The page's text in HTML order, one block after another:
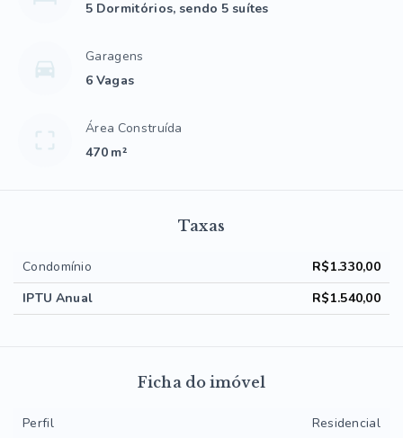
5 Dormitórios, sendo 5 suítes
Garagens
6 Vagas
Área Construída
470 m²
Taxas
Condomínio
R$1.330,00
IPTU Anual
R$1.540,00
Ficha do imóvel
Perfil
Residencial